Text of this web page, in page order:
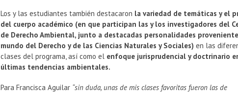
Los y las estudiantes también destacaron la variedad de temáticas y el
del cuerpo académico (en que participan las y los investigadores del
de Derecho Ambiental, junto a destacadas personalidades
mundo del Derecho y de las Ciencias Naturales y Sociales) en las
clases del programa, así como el enfoque jurisprudencial y doctrinario
últimas tendencias ambientales.
Para Francisca Aguilar “sin duda, unas de mis clases favoritas fueron las de